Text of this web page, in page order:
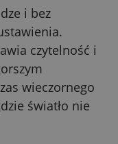
i bez
czytelność i
wieczornego
światło nie